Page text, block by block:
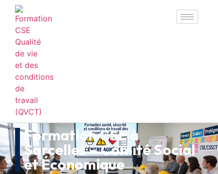
Formation CSE à
Sarcelles – Comité Social
et Économique